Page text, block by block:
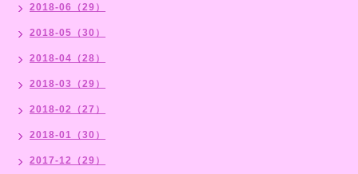
2018-06（29）
2018-05（30）
2018-04（28）
2018-03（29）
2018-02（27）
2018-01（30）
2017-12（29）